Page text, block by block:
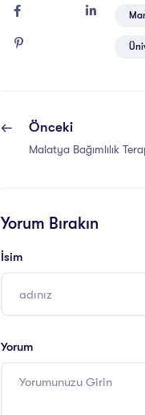
Önceki
Malatya Bağımlılık
Yorum Bırakın
İsim
Yorum